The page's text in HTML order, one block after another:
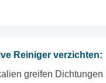
Reiniger verzichten:
greifen Dichtungen